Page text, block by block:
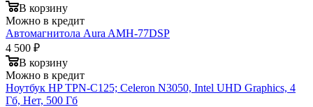
В корзину
Можно в кредит
Автомагнитола Aura AMH-77DSP
4 500 ₽
В корзину
Можно в кредит
Ноутбук HP TPN-C125; Celeron N3050, Intel UHD Graphics, 4
Гб, Нет, 500 Гб